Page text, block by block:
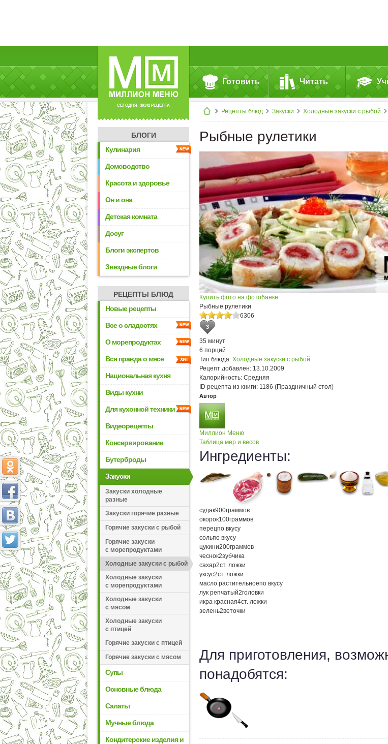
СЕГОДНЯ: 39142 РЕЦЕПТА
Готовить Читать
Рецепты блюд Закуски Холодные закуски с рыбой
БЛОГИ
Кулинария
Домоводство
Красота и здоровье
Он и она
Детская комната
Досуг
Блоги экспертов
Звездные блоги
РЕЦЕПТЫ БЛЮД
Новые рецепты
Все о сладостях
О морепродуктах
Вся правда о мясе
Национальная кухня
Виды кухни
Для кухонной техники
Видеорецепты
Консервирование
Бутерброды
Закуски
Закуски холодные
разные
Закуски горячие разные
Горячие закуски с рыбой
Горячие закуски
с морепродуктами
Холодные закуски с рыбой
Холодные закуски
с морепродуктами
Холодные закуски
с мясом
Холодные закуски
с птицей
Горячие закуски с птицей
Горячие закуски с мясом
Супы
Основные блюда
Салаты
Мучные блюда
Кондитерские изделия и
Рыбные рулетики
Купить фото на фотобанке
Рыбные рулетики
6306
3
35 минут
6 порций
Тип блюда: Холодные закуски с рыбой
Рецепт добавлен: 13.10.2009
Калорийность: Средняя
ID рецепта из книги: 1186 (Праздничный стол)
Автор
Миллион Меню
Таблица мер и весов
Ингредиенты:
судак900граммов
окорок100граммов
перецпо вкусу
сольпо вкусу
цукини200граммов
чеснок2зубчика
сахар2ст. ложки
уксус2ст. ложки
масло растительноепо вкусу
лук репчатый2головки
икра красная4ст. ложки
зелень2веточки
Для приготовления,
понадобятся: